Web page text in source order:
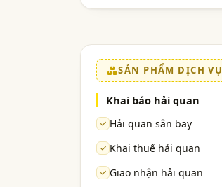
SẢN PHẨM DỊCH VỤ
Khai báo hải quan
Hải quan sân bay
Khai thuế hải quan
Giao nhận hải quan